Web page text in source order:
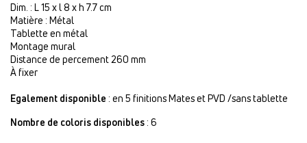
Dim. : L 15 x l 8 x h 7.7 cm
Matière : Métal
Tablette en métal
Montage mural
Distance de percement 260 mm
À fixer
Egalement disponible : en 5 finitions Mates et PVD /sans tablette
Nombre de coloris disponibles : 6